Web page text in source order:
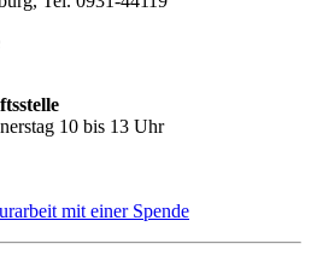
10 bis 13 Uhr
mit einer Spende